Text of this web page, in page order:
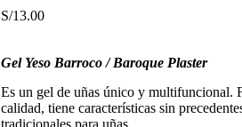
S/13.00
Gel Yeso Barroco / Baroque Plaster
Es un gel de uñas único y multifuncional.
calidad, tiene características sin